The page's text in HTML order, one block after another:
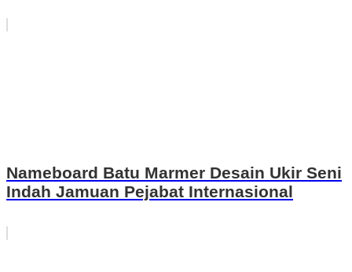
Nameboard Batu Marmer Desain Ukir Seni
Indah Jamuan Pejabat Internasional